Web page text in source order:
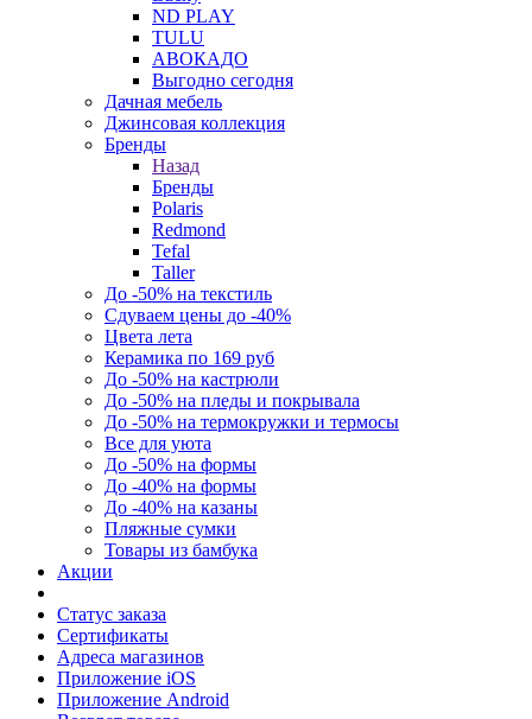
ND PLAY
TULU
АВОКАДО
Выгодно сегодня
Дачная мебель
Джинсовая коллекция
Бренды
Назад
Бренды
Polaris
Redmond
Tefal
Taller
До -50% на текстиль
Сдуваем цены до -40%
Цвета лета
Керамика по 169 руб
До -50% на кастрюли
До -50% на пледы и покрывала
До -50% на термокружки и термосы
Все для уюта
До -50% на формы
До -40% на формы
До -40% на казаны
Пляжные сумки
Товары из бамбука
Акции
Статус заказа
Сертификаты
Адреса магазинов
Приложение iOS
Приложение Android